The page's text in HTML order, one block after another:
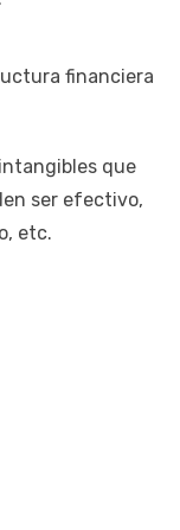
financiera
que
ser efectivo,
etc.